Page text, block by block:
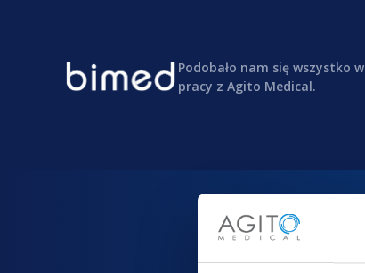
Podobało nam się wszystko w
pracy z Agito Medical.